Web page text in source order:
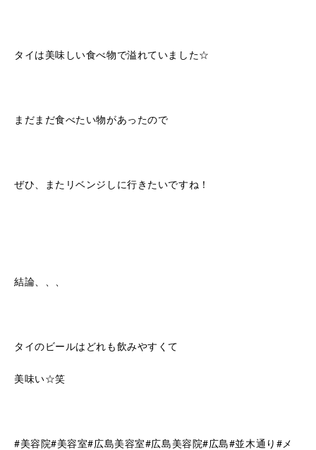
タイは美味しい食べ物で溢れていました☆
まだまだ食べたい物があったので
ぜひ、またリベンジしに行きたいですね！
結論、、、
タイのビールはどれも飲みやすくて
美味い☆笑
#美容院#美容室#広島美容室#広島美容院#広島#並木通り#メ